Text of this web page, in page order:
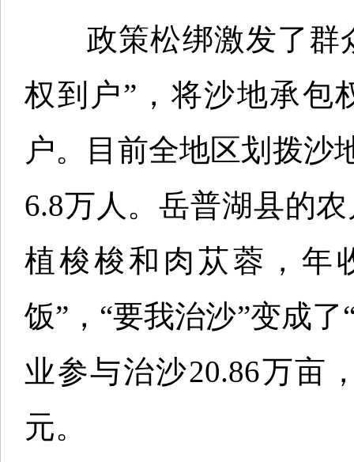
政策松绑激发了群
权到户”，将沙地承包
户。目前全地区划拨沙
6.8万人。岳普湖县的
植梭梭和肉苁蓉，年
饭”，“要我治沙”变成
业参与治沙20.86万亩
元。